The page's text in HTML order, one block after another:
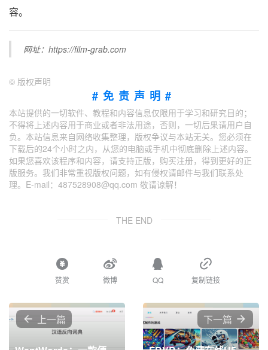
容。
网址：https://film-grab.com
© 版权声明
#免责声明#
本站提供的一切软件、教程和内容信息仅限用于学习和研究目的；
不得将上述内容用于商业或者非法用途，否则，一切后果请用户自
负。本站信息来自网络收集整理，版权争议与本站无关。您必须在
下载后的24个小时之内，从您的电脑或手机中彻底删除上述内容。
如果您喜欢该程序和内容，请支持正版，购买注册，得到更好的正
版服务。我们非常重视版权问题，如有侵权请邮件与我们联系处
理。E-mail：487528908@qq.com 敬请谅解！
THE END
赞赏 微博 QQ 复制链接
上一篇 下一篇